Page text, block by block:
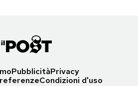
PubblicitàPrivacy
Condizioni d'uso